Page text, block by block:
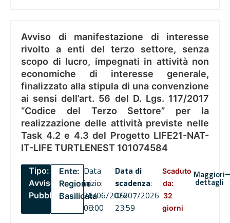
Avviso di manifestazione di interesse
rivolto a enti del terzo settore, senza
scopo di lucro, impegnati in attività non
economiche di interesse generale,
finalizzato alla stipula di una convenzione
ai sensi dell’art. 56 del D. Lgs. 117/2017
“Codice del Terzo Settore” per la
realizzazione delle attività previste nelle
Task 4.2 e 4.3 del Progetto LIFE21-NAT-
IT-LIFE TURTLENEST 101074584
Tipo:
Avviso
Pubblico
Ente:
Regione
Basilicata
Data
inizio:
26/06/2026
08:00
Data di
scadenza:
06/07/2026
23:59
Scaduto
da:
32
giorni
Maggiori
dettagli